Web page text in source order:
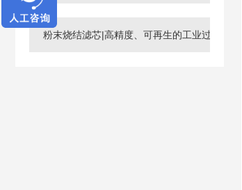
粉末烧结滤芯|高精度、可再生的工业过滤核